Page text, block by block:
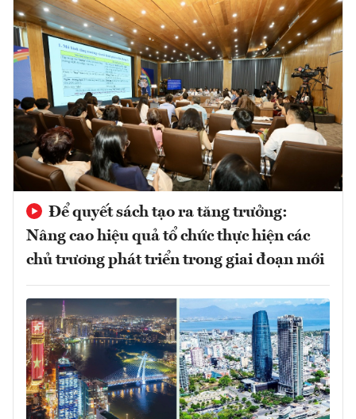
Để quyết sách tạo ra tăng trưởng:
Nâng cao hiệu quả tổ chức thực hiện các
chủ trương phát triển trong giai đoạn mới